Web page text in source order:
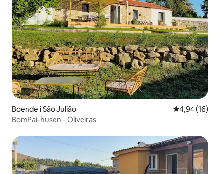
Boende i São Julião 4,94 av 5 i
4,94 (16)
BomPai-husen - Oliveiras